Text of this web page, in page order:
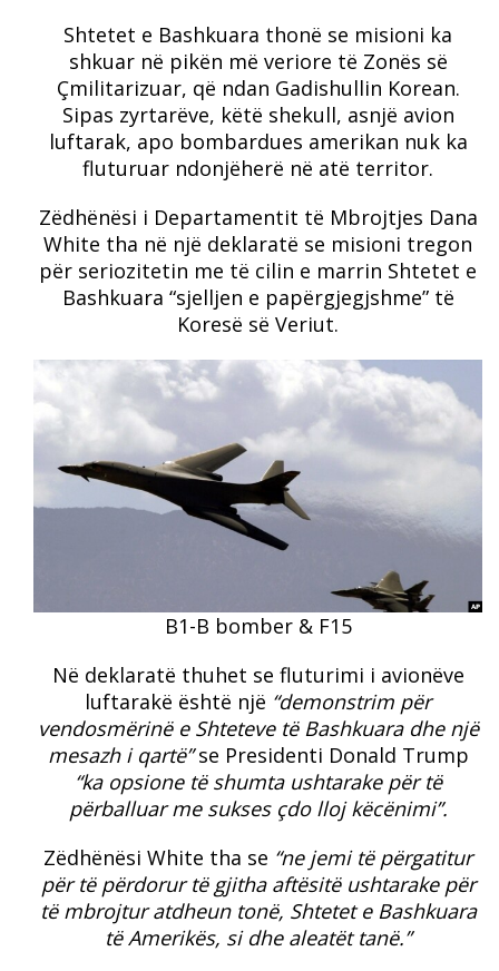
Shtetet e Bashkuara thonë se misioni ka
shkuar në pikën më veriore të Zonës së
Çmilitarizuar, që ndan Gadishullin Korean.
Sipas zyrtarëve, këtë shekull, asnjë avion
luftarak, apo bombardues amerikan nuk ka
fluturuar ndonjëherë në atë territor.
Zëdhënësi i Departamentit të Mbrojtjes Dana
White tha në një deklaratë se misioni tregon
për seriozitetin me të cilin e marrin Shtetet e
Bashkuara “sjelljen e papërgjegjshme” të
Koresë së Veriut.
B1-B bomber & F15
Në deklaratë thuhet se fluturimi i avionëve
luftarakë është një “demonstrim për
vendosmërinë e Shteteve të Bashkuara dhe një
mesazh i qartë”se Presidenti Donald Trump
“ka opsione të shumta ushtarake për të
përballuar me sukses çdo lloj këcënimi”.
Zëdhënësi White tha se “ne jemi të përgatitur
për të përdorur të gjitha aftësitë ushtarake për
të mbrojtur atdheun tonë, Shtetet e Bashkuara
të Amerikës, si dhe aleatët tanë.”